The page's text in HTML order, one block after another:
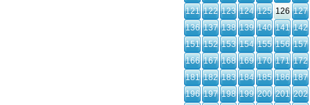
121 122 123 124 125 126 127
136 137 138 139 140 141 142
151 152 153 154 155 156 157
166 167 168 169 170 171 172
181 182 183 184 185 186 187
196 197 198 199 200 201 202